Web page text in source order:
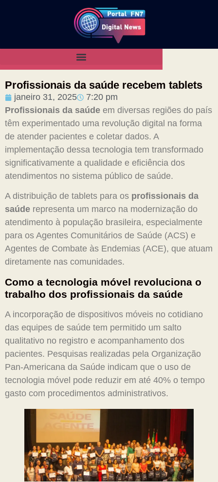
Profissionais da saúde recebem tablets
janeiro 31, 2025
7:20 pm
Profissionais da saúde em diversas regiões do país
têm experimentado uma revolução digital na forma
de atender pacientes e coletar dados. A
implementação dessa tecnologia tem transformado
significativamente a qualidade e eficiência dos
atendimentos no sistema público de saúde.
A distribuição de tablets para os profissionais da
saúde representa um marco na modernização do
atendimento à população brasileira, especialmente
para os Agentes Comunitários de Saúde (ACS) e
Agentes de Combate às Endemias (ACE), que atuam
diretamente nas comunidades.
Como a tecnologia móvel revoluciona o
trabalho dos profissionais da saúde
A incorporação de dispositivos móveis no cotidiano
das equipes de saúde tem permitido um salto
qualitativo no registro e acompanhamento dos
pacientes. Pesquisas realizadas pela Organização
Pan-Americana da Saúde indicam que o uso de
tecnologia móvel pode reduzir em até 40% o tempo
gasto com procedimentos administrativos.